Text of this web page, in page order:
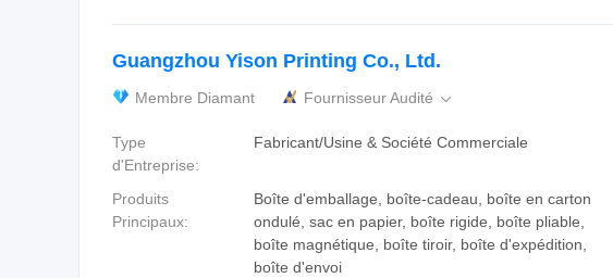
Guangzhou Yison Printing Co., Ltd.
Membre Diamant Fournisseur Audité 
Type
d'Entreprise:
Fabricant/Usine & Société Commerciale
Produits
Principaux:
Boîte d'emballage, boîte-cadeau, boîte en carton
ondulé, sac en papier, boîte rigide, boîte pliable,
boîte magnétique, boîte tiroir, boîte d'expédition,
boîte d'envoi